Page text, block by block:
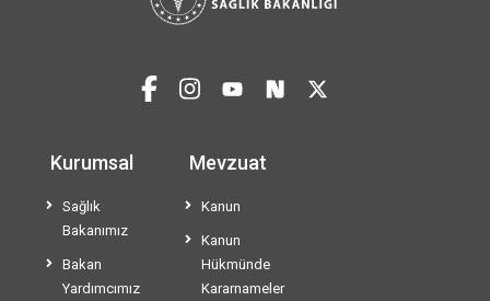
Kurumsal
Sağlık
Bakanımız
Bakan
Yardımcımız
Mevzuat
Kanun
Kanun
Hükmünde
Kararnameler